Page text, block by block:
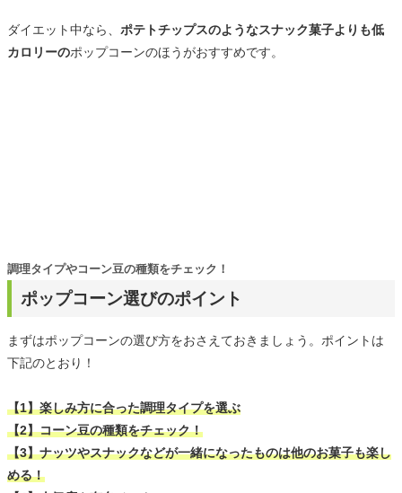
ダイエット中なら、 ポテトチップスのようなスナック菓子よりも低
カロリーのポップコーンのほうがおすすめです。
ポップコーン選びのポイント
調理タイプやコーン豆の種類をチェック！
まずはポップコーンの選び方をおさえておきましょう。ポイントは
下記のとおり！
【1】楽しみ方に合った調理タイプを選ぶ
【2】コーン豆の種類をチェック！
【3】ナッツやスナックなどが一緒になったものは他のお菓子も楽し
める！